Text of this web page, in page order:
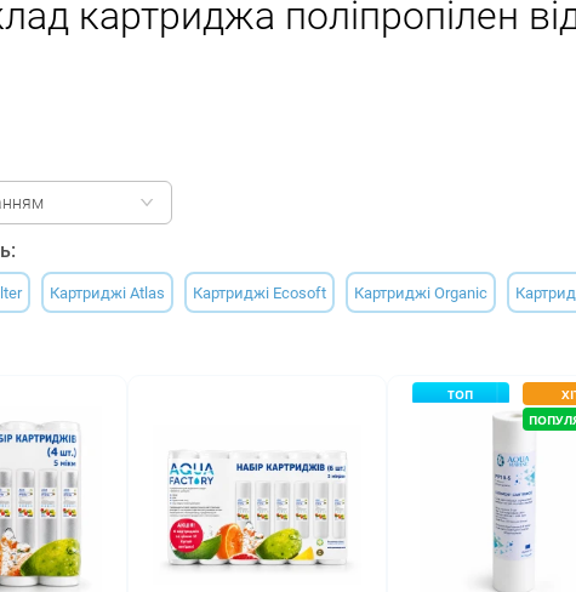
картриджа поліпропілен
Картриджі Atlas Картриджі Ecosoft Картриджі Organic
ТОП